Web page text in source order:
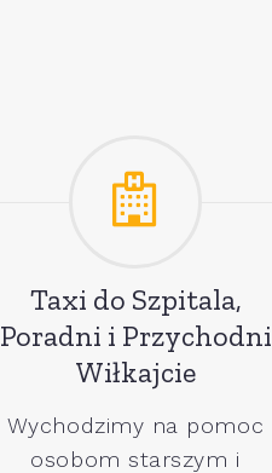
Taxi do Szpitala,
Poradni i Przychodni
Wiłkajcie
Wychodzimy na pomoc
osobom starszym i